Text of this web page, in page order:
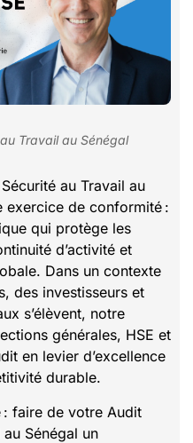
Travail au Sénégal
au Travail au
exercice de conformité :
qui protège les
d’activité et
Dans un contexte
des investisseurs et
s’élèvent, notre
générales, HSE et
en levier d’excellence
durable.
faire de votre Audit
Sénégal un